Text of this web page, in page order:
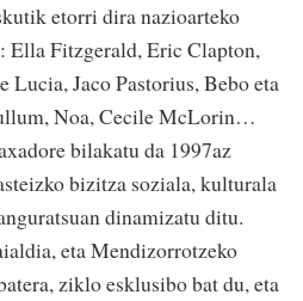
etorri dira nazioarteko
Ella Fitzgerald, Eric Clapton,
Lucia, Jaco Pastorius, Bebo eta
Noa, Cecile McLorin…
bilakatu da 1997az
bizitza soziala, kulturala
dinamizatu ditu.
eta Mendizorrotzeko
ziklo esklusibo bat du, eta